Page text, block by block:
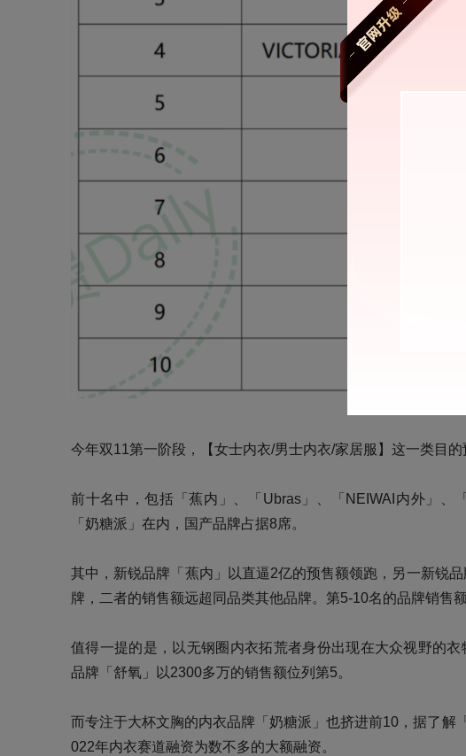
今年双11第一阶段，【女士内衣/男士内衣/家居服】这一类目的
前十名中，包括「蕉内」、「Ubras」、「NEIWAI内外」、
「奶糖派」在内，国产品牌占据8席。
其中，新锐品牌「蕉内」以直逼2亿的预售额领跑，另一新锐
牌，二者的销售额远超同品类其他品牌。第5-10名的品牌销售
值得一提的是，以无钢圈内衣拓荒者身份出现在大众视野的
品牌「舒氧」以2300多万的销售额位列第5。
而专注于大杯文胸的内衣品牌「奶糖派」也挤进前10，据了解
022年内衣赛道融资为数不多的大额融资。